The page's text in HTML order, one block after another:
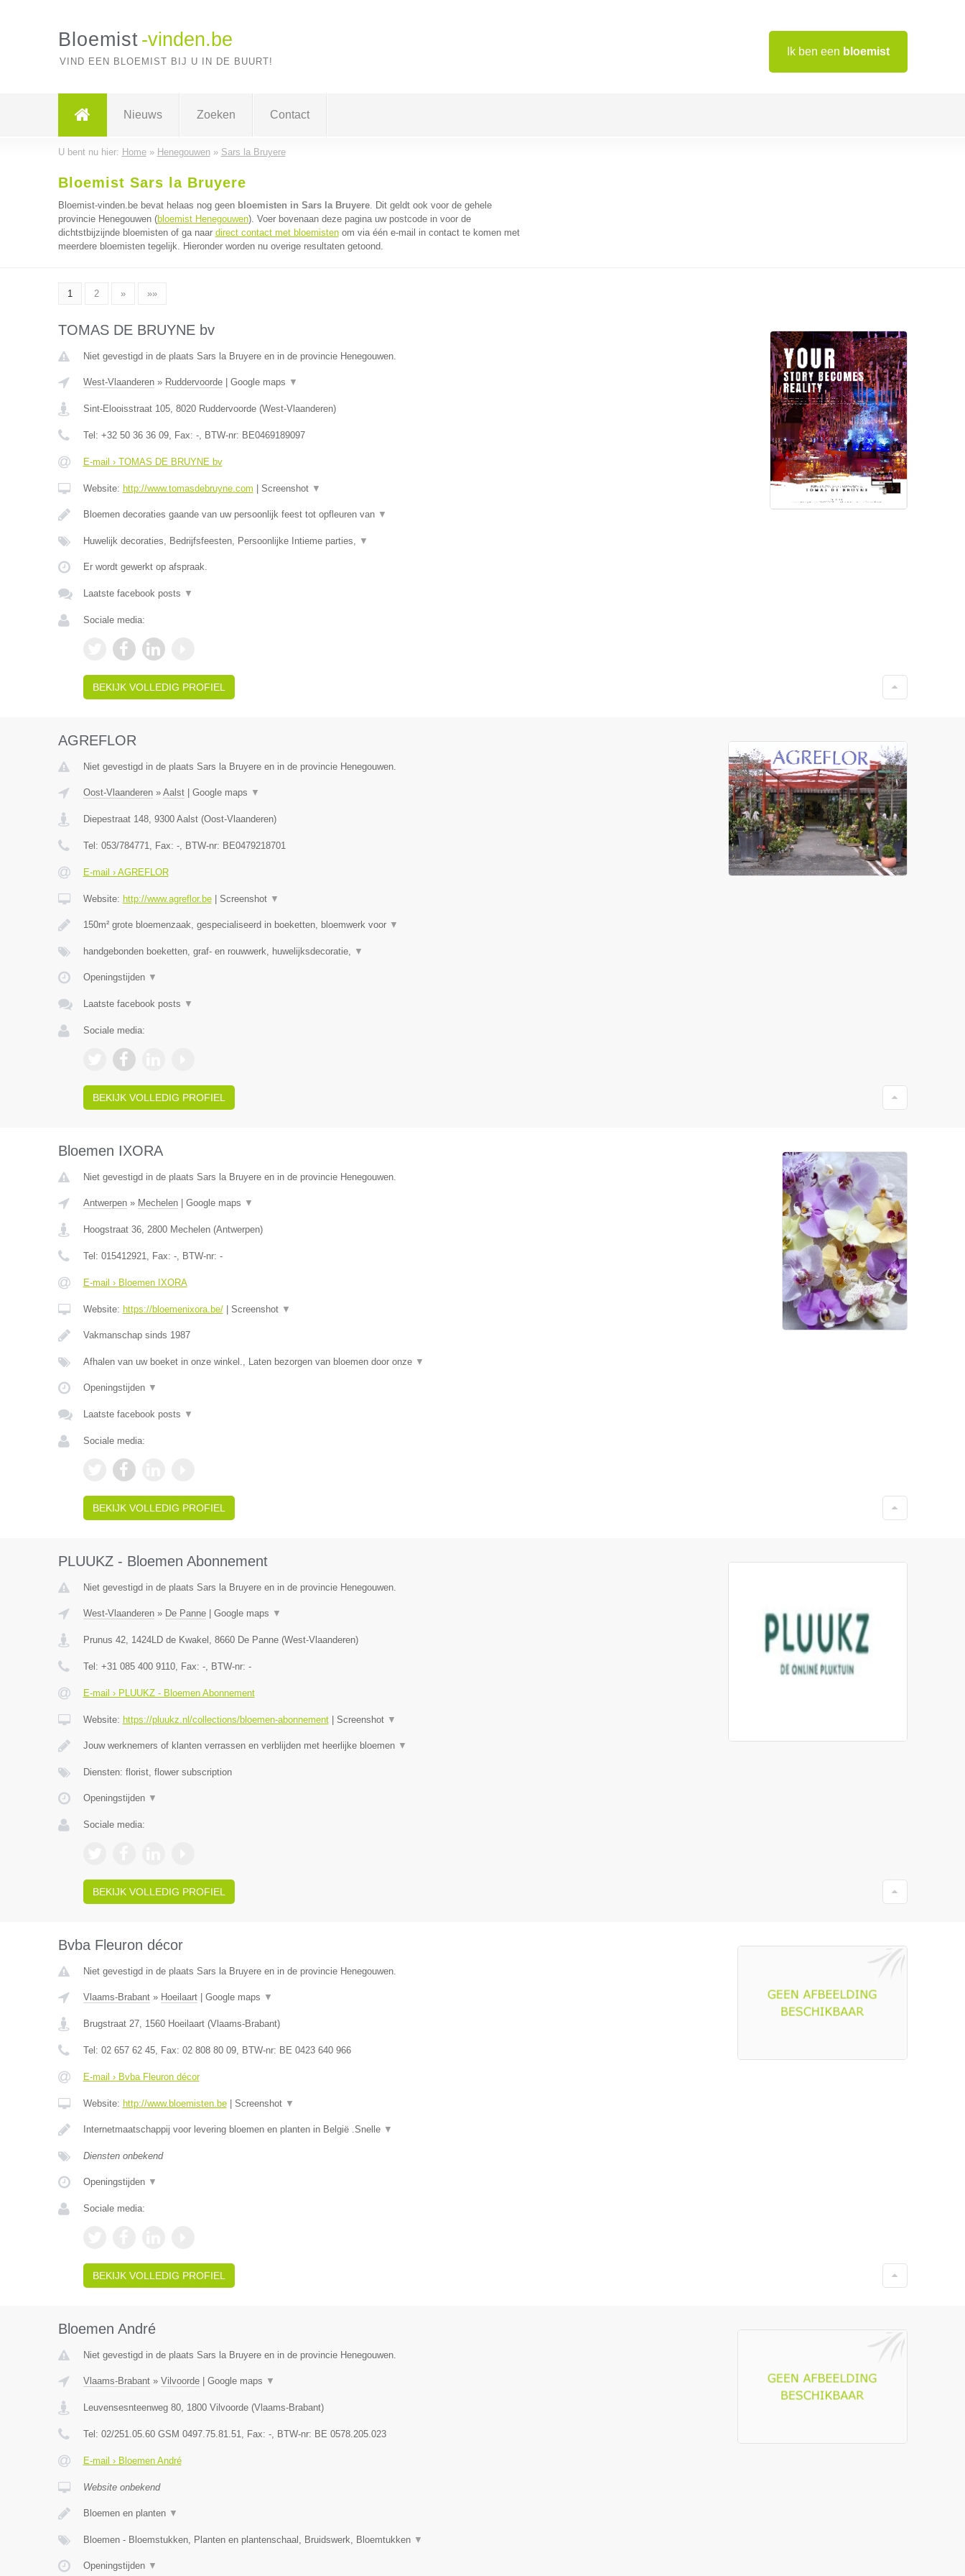
Ik ben een bloemist
Bloemist -vinden.be
VIND EEN BLOEMIST BIJ U IN DE BUURT!
Nieuws Zoeken Contact
U bent nu hier: Home» Henegouwen» Sars la Bruyere
Bloemist Sars la Bruyere
Bloemist-vinden.be bevat helaas nog geen bloemisten in Sars la Bruyere. Dit geldt ook voor de gehele
provincie Henegouwen (bloemist Henegouwen). Voer bovenaan deze pagina uw postcode in voor de
dichtstbijzijnde bloemisten of ga naar direct contact met bloemistenom via één e-mail in contact te komen met
meerdere bloemisten tegelijk. Hieronder worden nu overige resultaten getoond.
1 2 » »»
TOMAS DE BRUYNE bv
Niet gevestigd in de plaats Sars la Bruyere en in de provincie Henegouwen.
West-Vlaanderen» Ruddervoorde| Google maps ▼
Sint-Elooisstraat 105, 8020 Ruddervoorde(West-Vlaanderen)
Tel: +32 50 36 36 09, Fax: -, BTW-nr: BE0469189097
E-mail › TOMAS DE BRUYNE bv
Website: http://www.tomasdebruyne.com Screenshot ▼
Bloemen decoraties gaande van uw persoonlijk feest tot opfleuren van ▼
Huwelijk decoraties, Bedrijfsfeesten, Persoonlijke Intieme parties, ▼
Er wordt gewerkt op afspraak.
Laatste facebook posts ▼
Sociale media:
BEKIJK VOLLEDIG PROFIEL
AGREFLOR
Niet gevestigd in de plaats Sars la Bruyere en in de provincie Henegouwen.
Oost-Vlaanderen» Aalst| Google maps ▼
Diepestraat 148, 9300 Aalst(Oost-Vlaanderen)
Tel: 053/784771, Fax: -, BTW-nr: BE0479218701
E-mail › AGREFLOR
Website: http://www.agreflor.be| Screenshot ▼
150m² grote bloemenzaak, gespecialiseerd in boeketten, bloemwerk voor ▼
handgebonden boeketten, graf- en rouwwerk, huwelijksdecoratie, ▼
Openingstijden ▼
Laatste facebook posts ▼
Sociale media:
BEKIJK VOLLEDIG PROFIEL
Bloemen IXORA
Niet gevestigd in de plaats Sars la Bruyere en in de provincie Henegouwen.
Antwerpen» Mechelen| Google maps ▼
Hoogstraat 36, 2800 Mechelen(Antwerpen)
Tel: 015412921, Fax: -, BTW-nr: -
E-mail › Bloemen IXORA
Website: https://bloemenixora.be/| Screenshot ▼
Vakmanschap sinds 1987
Afhalen van uw boeket in onze winkel., Laten bezorgen van bloemen door onze ▼
Openingstijden ▼
Laatste facebook posts ▼
Sociale media:
BEKIJK VOLLEDIG PROFIEL
PLUUKZ - Bloemen Abonnement
Niet gevestigd in de plaats Sars la Bruyere en in de provincie Henegouwen.
West-Vlaanderen» De Panne| Google maps ▼
Prunus 42, 1424LD de Kwakel , 8660 De Panne(West-Vlaanderen)
Tel: +31 085 400 9110, Fax: -, BTW-nr: -
E-mail › PLUUKZ - Bloemen Abonnement
Website: https://pluukz.nl/collections/bloemen-abonnement| Screenshot ▼
Jouw werknemers of klanten verrassen en verblijden met heerlijke bloemen ▼
Diensten: florist, flower subscription
Openingstijden ▼
Sociale media:
BEKIJK VOLLEDIG PROFIEL
Bvba Fleuron décor
Niet gevestigd in de plaats Sars la Bruyere en in de provincie Henegouwen.
Vlaams-Brabant» Hoeilaart| Google maps ▼
Brugstraat 27, 1560 Hoeilaart(Vlaams-Brabant)
Tel: 02 657 62 45, Fax: 02 808 80 09, BTW-nr: BE 0423 640 966
E-mail › Bvba Fleuron décor
Website: http://www.bloemisten.be| Screenshot ▼
Internetmaatschappij voor levering bloemen en planten in België .Snelle ▼
Diensten onbekend
Openingstijden ▼
Sociale media:
BEKIJK VOLLEDIG PROFIEL
Bloemen André
Niet gevestigd in de plaats Sars la Bruyere en in de provincie Henegouwen.
Vlaams-Brabant» Vilvoorde| Google maps ▼
Leuvensesnteenweg 80, 1800 Vilvoorde(Vlaams-Brabant)
Tel: 02/251.05.60 GSM 0497.75.81.51, Fax: -, BTW-nr: BE 0578.205.023
E-mail › Bloemen André
Website onbekend
Bloemen en planten ▼
Bloemen - Bloemstukken, Planten en plantenschaal, Bruidswerk, Bloemtukken ▼
Openingstijden ▼